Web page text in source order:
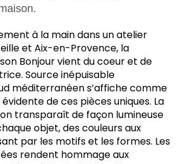
à la main dans un atelier
et Aix-en-Provence, la
Bonjour vient du coeur et de
Source inépuisable
méditerranéen s’affiche comme
de ces pièces uniques. La
transparaît de façon lumineuse
objet, des couleurs aux
par les motifs et les formes. Les
rendent hommage aux